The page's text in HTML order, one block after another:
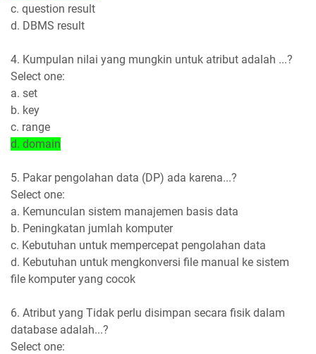
c. question result
d. DBMS result
4. Kumpulan nilai yang mungkin untuk atribut adalah ...?
Select one:
a. set
b. key
c. range
d. domain
5. Pakar pengolahan data (DP) ada karena...?
Select one:
a. Kemunculan sistem manajemen basis data
b. Peningkatan jumlah komputer
c. Kebutuhan untuk mempercepat pengolahan data
d. Kebutuhan untuk mengkonversi file manual ke sistem
file komputer yang cocok
6. Atribut yang Tidak perlu disimpan secara fisik dalam
database adalah...?
Select one: